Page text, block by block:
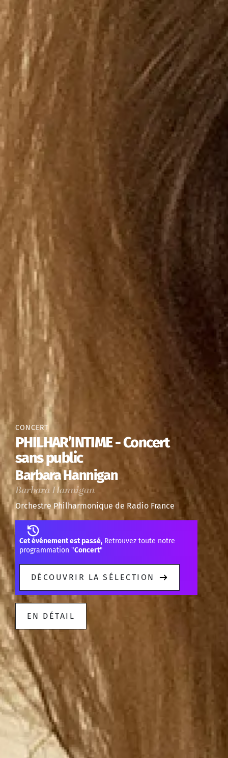
CONCERT
PHILHAR’INTIME - Concert
sans public
Barbara Hannigan
Barbara Hannigan
Orchestre Philharmonique de Radio France
Cet événement est passé, Retrouvez toute notre
programmation "Concert"
DÉCOUVRIR LA SÉLECTION
EN DÉTAIL